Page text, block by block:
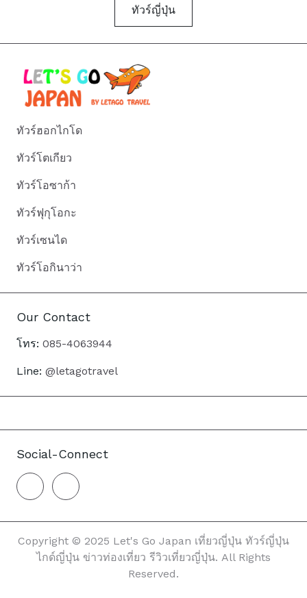
ทัวร์ญี่ปุ่น
ทัวร์ฮอกไกโด
ทัวร์โตเกียว
ทัวร์โอซาก้า
ทัวร์ฟุกุโอกะ
ทัวร์เซนได
ทัวร์โอกินาว่า
Our Contact
โทร: 085-4063944
Line: @letagotravel
Social-Connect
Copyright © 2025 Let's Go Japan เที่ยวญี่ปุ่น ทัวร์ญี่ปุ่น
ไกด์ญี่ปุ่น ข่าวท่องเที่ยว รีวิวเที่ยวญี่ปุ่น. All Rights
Reserved.